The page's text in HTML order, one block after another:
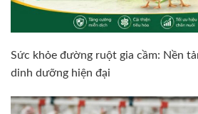
Sức khỏe đường ruột gia cầm: Nền
dinh dưỡng hiện đại